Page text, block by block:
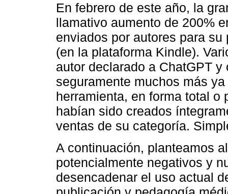
En febrero de este año, la
llamativo aumento de 200%
enviados por autores para
(en la plataforma Kindle).
autor declarado a ChatGPT
seguramente muchos más
herramienta, en forma total o
habían sido creados
ventas de su categoría.
A continuación, planteamos
potencialmente negativos y
desencadenar el uso actual